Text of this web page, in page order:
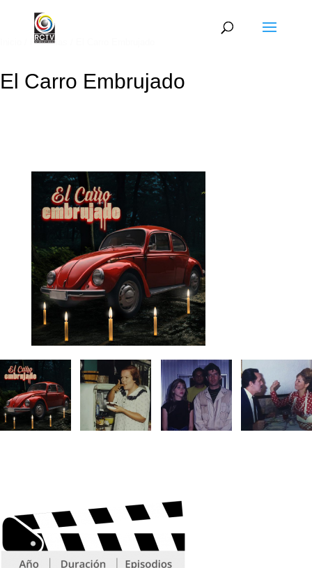
Películas
El Carro Embrujado